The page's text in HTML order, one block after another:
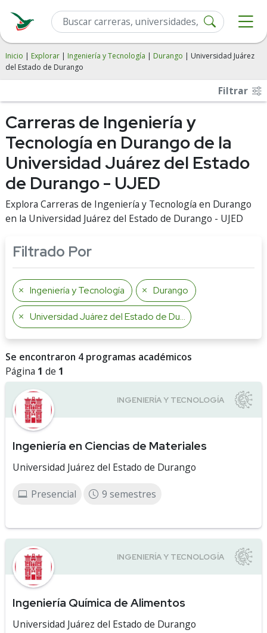
Inicio | Explorar | Ingeniería y Tecnología | Durango | Universidad Juárez
del Estado de Durango
Filtrar
Carreras de Ingeniería y
Tecnología en Durango de la
Universidad Juárez del Estado
de Durango - UJED
Explora Carreras de Ingeniería y Tecnología en Durango
en la Universidad Juárez del Estado de Durango - UJED
Filtrado Por
Ingeniería y Tecnología Durango
Universidad Juárez del Estado de Durango
Se encontraron 4 programas académicos
Página 1 de 1
Ingeniería en Ciencias de Materiales
Universidad Juárez del Estado de Durango
Presencial 9 semestres
Ingeniería Química de Alimentos
Universidad Juárez del Estado de Durango